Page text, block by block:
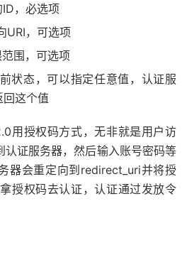
，必选项
URI，可选项
围，可选项
状态，可以指定任意值，认证服
回这个值
用授权码方式，无非就是用户访
认证服务器，然后输入账号密码等
器会重定向到redirect_uri并将授
授权码去认证，认证通过发放令